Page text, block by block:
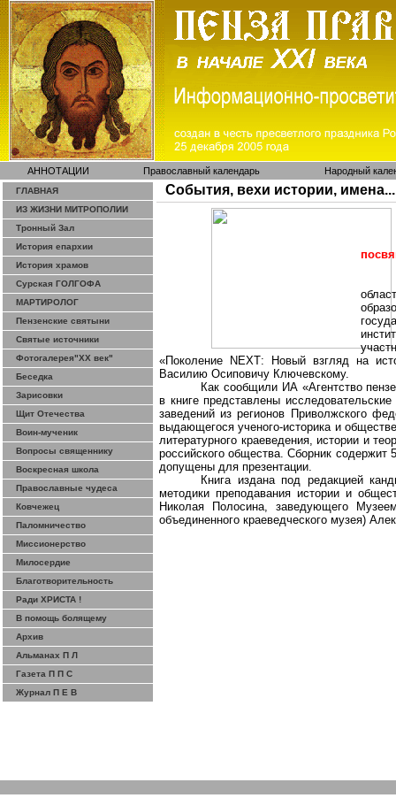
АННОТАЦИИ Православный календарь Народный
ГЛАВНАЯ
ИЗ ЖИЗНИ МИТРОПОЛИИ
Тронный Зал
История епархии
История храмов
Сурская ГОЛГОФА
МАРТИРОЛОГ
Пензенские святыни
Святые источники
Фотогалерея"ХХ век"
Беседка
Зарисовки
Щит Отечества
Воин-мученик
Вопросы священнику
Воскресная школа
Православные чудеса
Ковчежец
Паломничество
Миссионерство
Милосердие
Благотворительность
Ради ХРИСТА !
В помощь болящему
Архив
Альманах П Л
Газета П П С
Журнал П Е В
События, вехи истории, имена...
«Поколение
NEXT: Новый взгляд на
Василию Осиповичу Ключевскому.
Как сообщили ИА «Агентство
в книге представлены
заведений из регионов Приволжского
выдающегося ученого-историка и
литературного краеведения, истории и
российского общества. Сборник содержит
допущены для презентации.
Книга издана под редакцией
методики преподавания истории и
Николая
Полосина, заведующего
объединенного краеведческого музея)